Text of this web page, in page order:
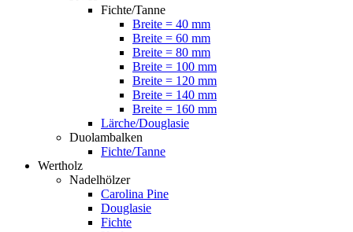
Fichte/Tanne
Breite = 40 mm
Breite = 60 mm
Breite = 80 mm
Breite = 100 mm
Breite = 120 mm
Breite = 140 mm
Breite = 160 mm
Lärche/Douglasie
Duolambalken
Fichte/Tanne
Wertholz
Nadelhölzer
Carolina Pine
Douglasie
Fichte